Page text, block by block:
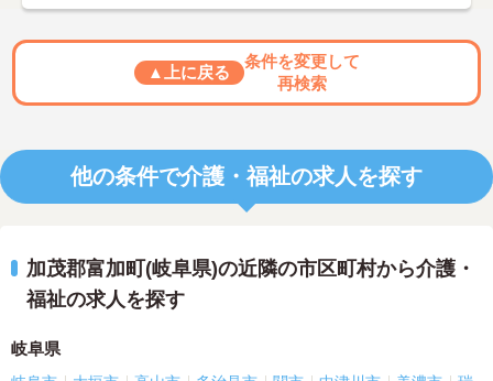
▲上に戻る
条件を変更して
再検索
他の条件で介護・福祉の求人を探す
加茂郡富加町(岐阜県)の近隣の市区町村から介護・
福祉の求人を探す
岐阜県